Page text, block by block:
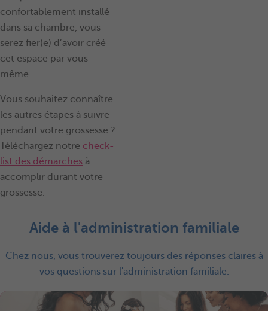
confortablement installé
dans sa chambre, vous
serez fier(e) d’avoir créé
cet espace par vous-
même.
Vous souhaitez connaître
les autres étapes à suivre
pendant votre grossesse ?
Téléchargez notre check-
list des démarches à
accomplir durant votre
grossesse.
Aide à l'administration familiale
Chez nous, vous trouverez toujours des réponses claires à
vos questions sur l'administration familiale.